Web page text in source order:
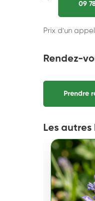
09
Prix d'un
Rendez-
Prendre
Les autres